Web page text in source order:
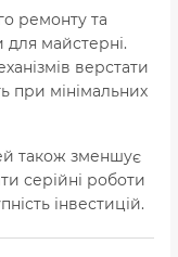
ремонту та
майстерні.
верстати
при мінімальних
також зменшує
серійні роботи
інвестицій.